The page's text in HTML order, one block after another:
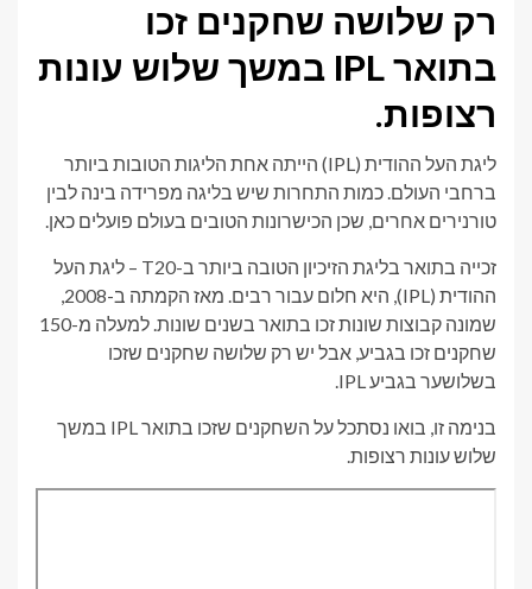
רק שלושה שחקנים זכו
בתואר IPL במשך שלוש עונות
רצופות.
ליגת העל ההודית (IPL) הייתה אחת הליגות הטובות ביותר
ברחבי העולם. כמות התחרות שיש בליגה מפרידה בינה לבין
טורנירים אחרים, שכן הכישרונות הטובים בעולם פועלים כאן.
זכייה בתואר בליגת הזיכיון הטובה ביותר ב-T20 – ליגת העל
ההודית (IPL), היא חלום עבור רבים. מאז הקמתה ב-2008,
שמונה קבוצות שונות זכו בתואר בשנים שונות. למעלה מ-150
שחקנים זכו בגביע, אבל יש רק שלושה שחקנים שזכו
בשלושער בגביע IPL.
בנימה זו, בואו נסתכל על השחקנים שזכו בתואר IPL במשך
שלוש עונות רצופות.